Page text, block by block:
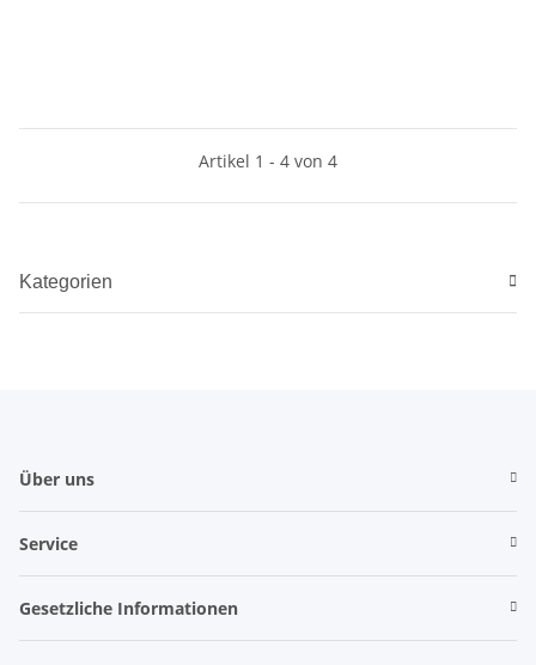
Artikel 1 - 4 von 4
Kategorien
Über uns
Service
Gesetzliche Informationen